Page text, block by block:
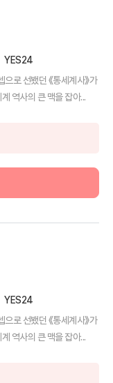
YES24
으로 선뵀던 《통세계사》가
역사의 큰 맥을 잡아...
YES24
으로 선뵀던 《통세계사》가
역사의 큰 맥을 잡아...